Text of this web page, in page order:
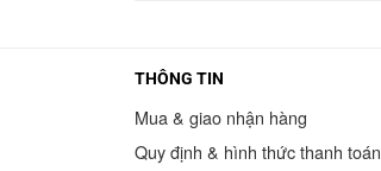
THÔNG TIN
Mua & giao nhận hàng
Quy định & hình thức thanh toán